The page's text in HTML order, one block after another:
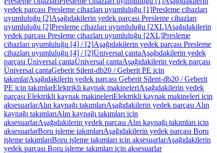
yedek parçası Presleme cihazları uyumluluğu [1]Presleme cihazları
uyumluluğu [2]Aşağıdakilerin yedek parçası Presleme cihazları
uyumluluğu [2]Presleme cihazları uyumluluğu [2XL]Aşağıdakilerin
yedek parçası Presleme cihazları uyumluluğu [2XL]Presleme
cihazları uyumluluğu [4] / [2]Aşağıdakilerin yedek parçası Presleme
cihazları uyumluluğu [4] / [2]Üniversal çantaAşağıdakilerin yedek
parçası Üniversal çantaÜniversal çantaAşağıdakilerin yedek parçası
Üniversal çantaGeberit Silent-db20 / Geberit PE için
takımlarAşağıdakilerin yedek parçası Geberit Silent-db20 / Geberit
PE için takımlarElektrikli kaynak makineleriAşağıdakilerin yedek
parçası Elektrikli kaynak makineleriElektrikli kaynak makineleri için
aksesuarlarAlın kaynağı takımlarıAşağıdakilerin yedek parçası Alın
kaynağı takımlarıAlın kaynağı takımları için
aksesuarlarAşağıdakilerin yedek parçası Alın kaynağı takımları için
aksesuarlarBoru işleme takımlarıAşağıdakilerin yedek parçası Boru
işleme takımlarıBoru işleme takımları için aksesuarlarAşağıdakilerin
yedek parçası Boru işleme takımları için aksesuarlar